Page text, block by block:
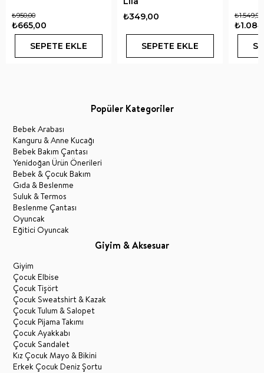
₺665,00
₺950,00
SEPETE EKLE
₺349,00
SEPETE EKLE
₺1.549,90
Popüler Kategoriler
Bebek Arabası
Kanguru & Anne Kucağı
Bebek Bakım Çantası
Yenidoğan Ürün Önerileri
Bebek & Çocuk Bakım
Gıda & Beslenme
Suluk & Termos
Beslenme Çantası
Oyuncak
Eğitici Oyuncak
Giyim & Aksesuar
Giyim
Çocuk Elbise
Çocuk Tişört
Çocuk Sweatshirt & Kazak
Çocuk Tulum & Salopet
Çocuk Pijama Takımı
Çocuk Ayakkabı
Çocuk Sandalet
Kız Çocuk Mayo & Bikini
Erkek Çocuk Deniz Şortu